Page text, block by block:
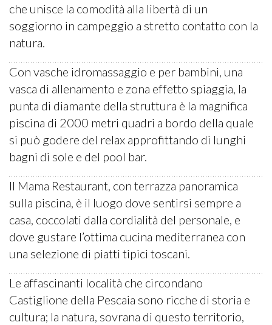
che unisce la comodità alla libertà di un
soggiorno in campeggio a stretto contatto con la
natura.
Con vasche idromassaggio e per bambini, una
vasca di allenamento e zona effetto spiaggia, la
punta di diamante della struttura è la magnifica
piscina di 2000 metri quadri a bordo della quale
si può godere del relax approfittando di lunghi
bagni di sole e del pool bar.
Il Mama Restaurant, con terrazza panoramica
sulla piscina, è il luogo dove sentirsi sempre a
casa, coccolati dalla cordialità del personale, e
dove gustare l’ottima cucina mediterranea con
una selezione di piatti tipici toscani.
Le affascinanti località che circondano
Castiglione della Pescaia sono ricche di storia e
cultura; la natura, sovrana di questo territorio,